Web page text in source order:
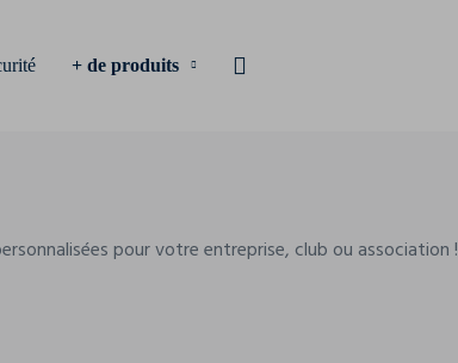
+ de produits
pour votre entreprise, club ou association !